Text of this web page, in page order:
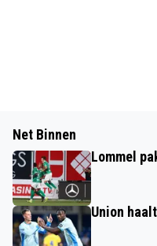
Net Binnen
Lommel
Union